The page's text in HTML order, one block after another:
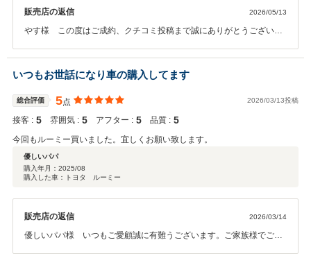
販売店の返信 2026/05/13
やす様 この度はご成約、クチコミ投稿まで誠にありがとうございま
らせて頂きました。丁寧に乗っていただいて本当に有難うございま
す。納車から初のメンテナンスでしたのでお会い出来て嬉しかったで
す。何かあればすぐにご連絡いただき、こちらも助かりました。お友
達とのハイエースツーリングなどはいかれましたでしょうか。是非ま
たお立ち寄り下さい。高評価、有難うございました。
いつもお世話になり車の購入してます
総合評価 5点 2026/03/13投稿
接客 : 5 雰囲気 : 5 アフター : 5 品質 : 5
今回もルーミー買いました。宜しくお願い致します。
優しいパパ
購入年月： 2025/08
購入した車：トヨタ ルーミー
販売店の返信 2026/03/14
優しいパパ様 いつもご愛顧誠に有難うございます。ご家族様でご愛